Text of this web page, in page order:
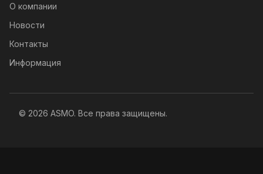
О компании
Новости
Контакты
Информация
© 2026 ASMO. Все права защищены.